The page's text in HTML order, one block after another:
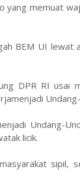
memuat
BEM UI lewat
DPR RI usai
Undang-
licik.
sipil,